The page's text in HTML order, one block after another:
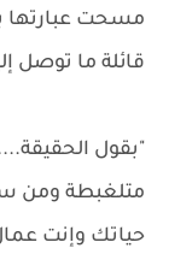
مسحت عبارتها
قائلة ما توصل
"بقول
متلغبطة ومن
حياتك وإنت